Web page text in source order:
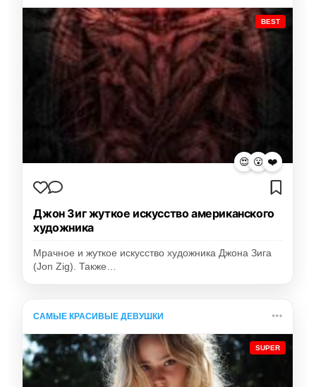
BEST
😍 😮 ❤️
Джон Зиг жуткое искусство американского
художника
Мрачное и жуткое искусство художника Джона Зига
(Jon Zig). Также…
САМЫЕ КРАСИВЫЕ ДЕВУШКИ
SUPER